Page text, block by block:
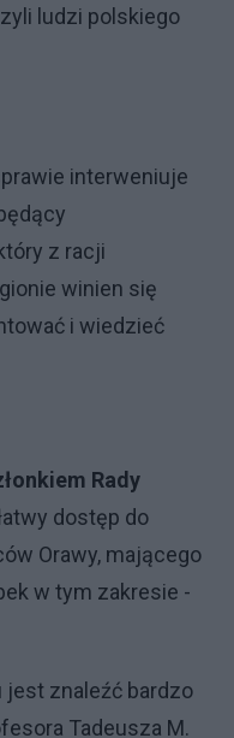
ludzi polskiego
interweniuje
z racji
winien się
i wiedzieć
Rady
dostęp do
Orawy, mającego
w tym zakresie -
jest znaleźć bardzo
Tadeusza M.